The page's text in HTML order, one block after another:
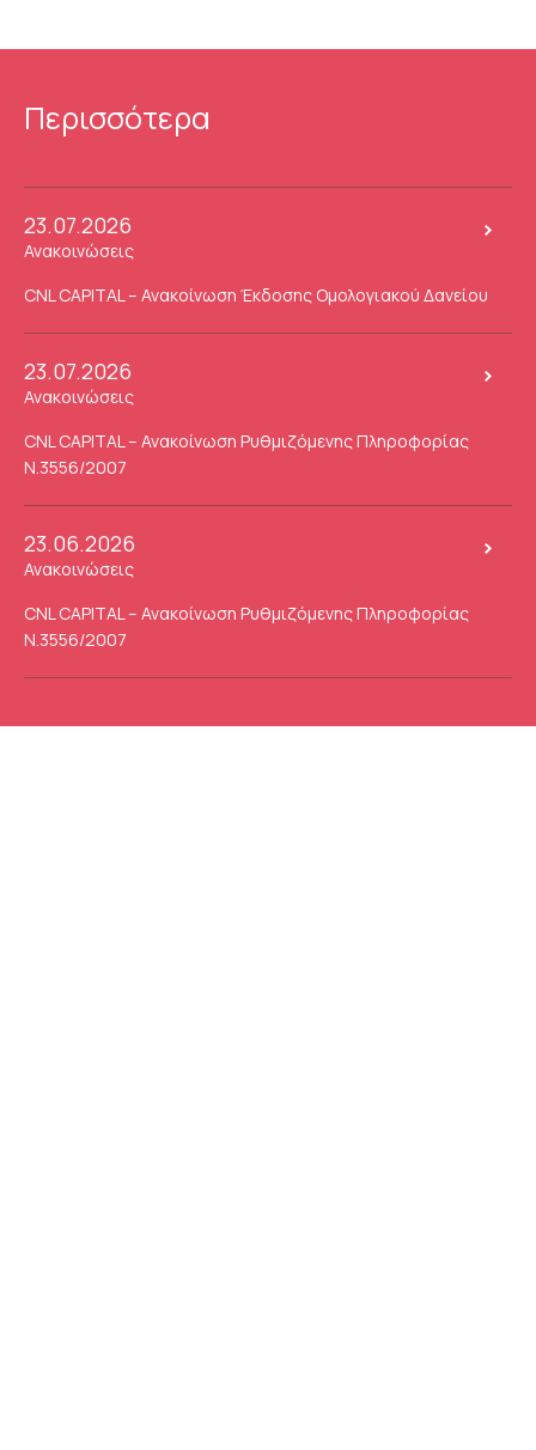
Περισσότερα
23.07.2026
Ανακοινώσεις
CNL CAPITAL – Ανακοίνωση Έκδοσης Ομολογιακού Δανείου
23.07.2026
Ανακοινώσεις
CNL CAPITAL – Ανακοίνωση Ρυθμιζόμενης Πληροφορίας
Ν.3556/2007
23.06.2026
Ανακοινώσεις
CNL CAPITAL – Ανακοίνωση Ρυθμιζόμενης Πληροφορίας
Ν.3556/2007